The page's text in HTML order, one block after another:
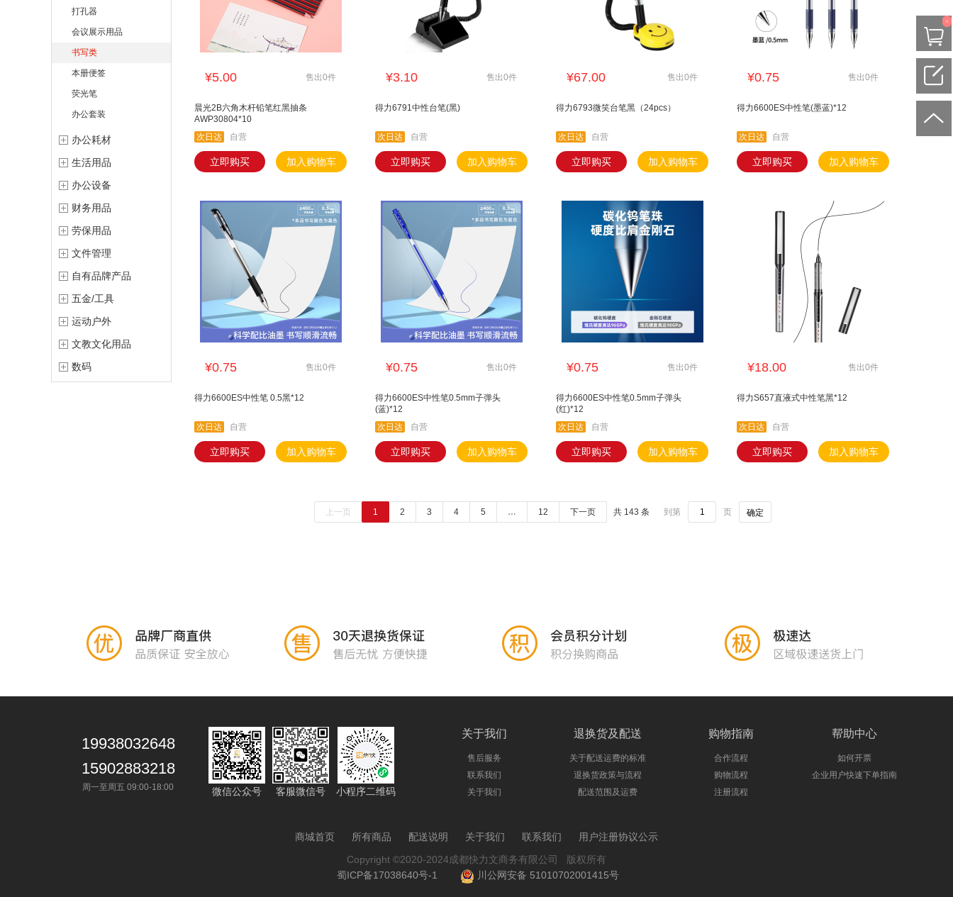
打孔器
会议展示用品
书写类
本册便签
荧光笔
办公套装
办公耗材
生活用品
办公设备
财务用品
劳保用品
文件管理
自有品牌产品
五金/工具
运动户外
文教文化用品
数码
¥5.00 售出0件
晨光2B六角木杆铅笔红黑抽条
AWP30804*10
次日达
自营
立即购买 加入购物车
¥3.10 售出0件
得力6791中性台笔(黑)
次日达 自营
立即购买 加入购物车
¥67.00 售出0件
得力6793微笑台笔黑（24pcs）
次日达 自营
立即购买 加入购物车
¥0.75 售出0件
得力6600ES中性笔(墨蓝)*12
次日达 自营
立即购买 加入购物车
¥0.75 售出0件
得力6600ES中性笔 0.5黑*12
次日达 自营
立即购买 加入购物车
¥0.75 售出0件
得力6600ES中性笔0.5mm子弹头
(蓝)*12
次日达
自营
立即购买 加入购物车
¥0.75 售出0件
得力6600ES中性笔0.5mm子弹头
(红)*12
次日达
自营
立即购买 加入购物车
¥18.00 售出0件
得力S657直液式中性笔黑*12
次日达 自营
立即购买 加入购物车
上一页 1 2 3 4 5 … 12 下一页 共 143 条 到第 页 确定
19938032648
15902883218
周一至周五 09:00-18:00 微信公众号 客服微信号 小程序二维码
关于我们
售后服务
联系我们
关于我们
退换货及配送
关于配送运费的标准
退换货政策与流程
配送范围及运费
购物指南
合作流程
购物流程
注册流程
帮助中心
如何开票
企业用户快速下单指南
商城首页 所有商品 配送说明 关于我们 联系我们
用户注册协议公示
Copyright ©2020-2024成都快力文商务有限公司 版权所有
蜀ICP备17038640号-1
川公网安备 51010702001415号
0